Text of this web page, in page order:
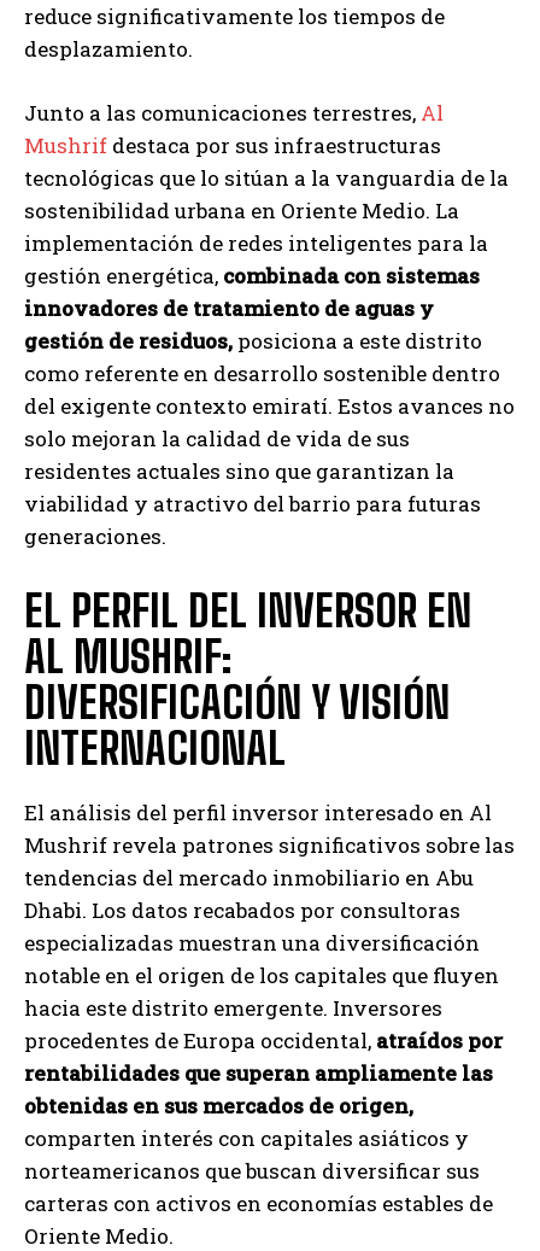
reduce significativamente los tiempos de
desplazamiento.
Junto a las comunicaciones terrestres, Al
Mushrif destaca por sus infraestructuras
tecnológicas que lo sitúan a la vanguardia de la
sostenibilidad urbana en Oriente Medio. La
implementación de redes inteligentes para la
gestión energética, combinada con sistemas
innovadores de tratamiento de aguas y
gestión de residuos, posiciona a este distrito
como referente en desarrollo sostenible dentro
del exigente contexto emiratí. Estos avances no
solo mejoran la calidad de vida de sus
residentes actuales sino que garantizan la
viabilidad y atractivo del barrio para futuras
generaciones.
EL PERFIL DEL INVERSOR EN
AL MUSHRIF:
DIVERSIFICACIÓN Y VISIÓN
INTERNACIONAL
El análisis del perfil inversor interesado en Al
Mushrif revela patrones significativos sobre las
tendencias del mercado inmobiliario en Abu
Dhabi. Los datos recabados por consultoras
especializadas muestran una diversificación
notable en el origen de los capitales que fluyen
hacia este distrito emergente. Inversores
procedentes de Europa occidental, atraídos por
rentabilidades que superan ampliamente las
obtenidas en sus mercados de origen,
comparten interés con capitales asiáticos y
norteamericanos que buscan diversificar sus
carteras con activos en economías estables de
Oriente Medio.